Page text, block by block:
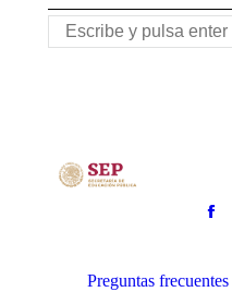
Buscar:
Preguntas frecuentes